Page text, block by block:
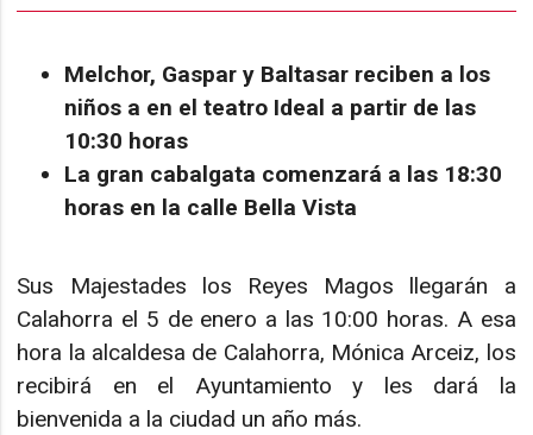
Melchor, Gaspar y Baltasar reciben a los
niños a en el teatro Ideal a partir de las
10:30 horas
La gran cabalgata comenzará a las 18:30
horas en la calle Bella Vista
Sus Majestades los Reyes Magos llegarán a
Calahorra el 5 de enero a las 10:00 horas. A esa
hora la alcaldesa de Calahorra, Mónica Arceiz, los
recibirá en el Ayuntamiento y les dará la
bienvenida a la ciudad un año más.